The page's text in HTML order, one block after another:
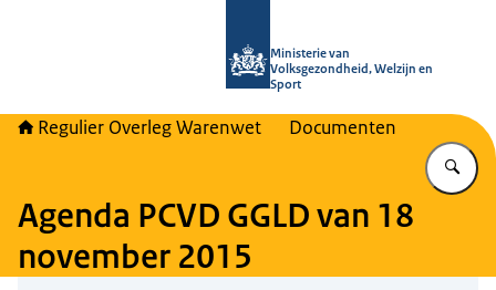
Ministerie van
Volksgezondheid, Welzijn en
Sport
Regulier Overleg Warenwet Documenten
Agenda PCVD GGLD van 18
november 2015